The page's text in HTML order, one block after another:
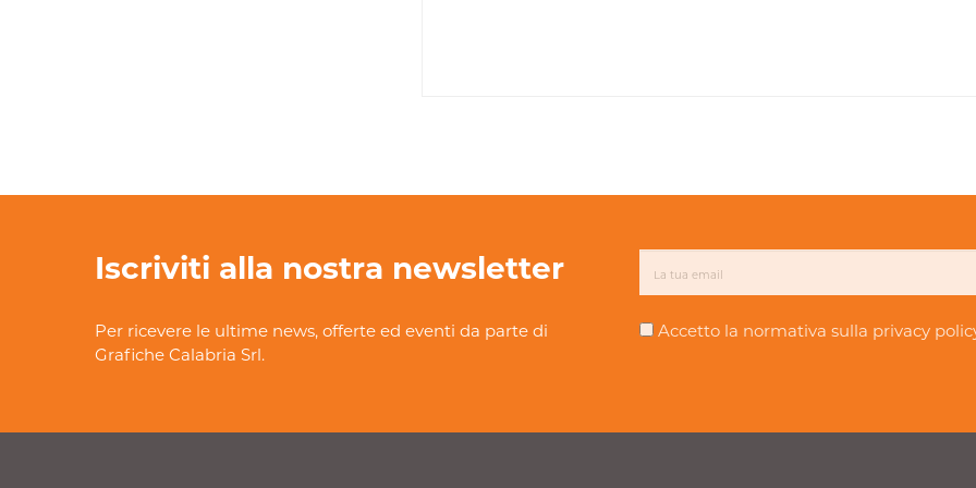
Iscriviti alla nostra newsletter
Per ricevere le ultime news, offerte ed eventi da parte di
Grafiche Calabria Srl.
Accetto la normativa sulla privacy